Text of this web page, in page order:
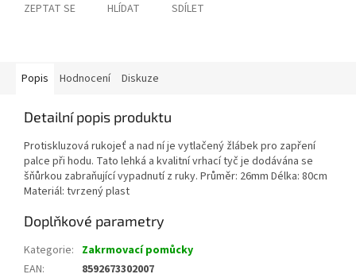
ZEPTAT SE HLÍDAT SDÍLET
Popis Hodnocení Diskuze
Detailní popis produktu
Protiskluzová rukojeť a nad ní je vytlačený žlábek pro zapření
palce při hodu. Tato lehká a kvalitní vrhací tyč je dodávána se
šňůrkou zabraňující vypadnutí z ruky. Průměr: 26mm Délka: 80cm
Materiál: tvrzený plast
Doplňkové parametry
Kategorie: Zakrmovací pomůcky
EAN: 8592673302007